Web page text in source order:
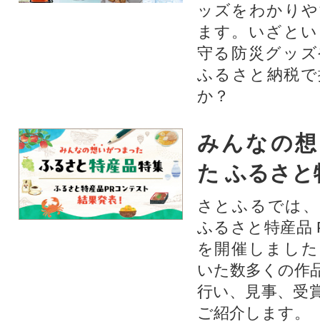
ッズをわかり
ます。いざと
守る防災グッ
ふるさと納税
か？
みんなの
た ふるさと
さとふるでは
ふるさと特産品
を開催しまし
いた数多くの作
行い、見事、受
ご紹介します。